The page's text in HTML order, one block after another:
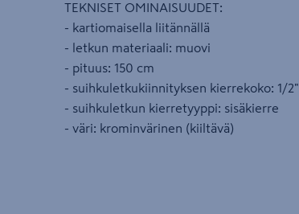
TEKNISET OMINAISUUDET:
- kartiomaisella liitännällä
- letkun materiaali: muovi
- pituus: 150 cm
- suihkuletkukiinnityksen kierrekoko: 1/2"
- suihkuletkun kierretyyppi: sisäkierre
- väri: krominvärinen (kiiltävä)